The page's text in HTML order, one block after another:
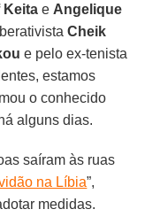
Keita e Angelique
Cheik
e pelo ex-tenista
estamos
o conhecido
há alguns dias.
saíram às ruas
na Líbia”,
medidas.